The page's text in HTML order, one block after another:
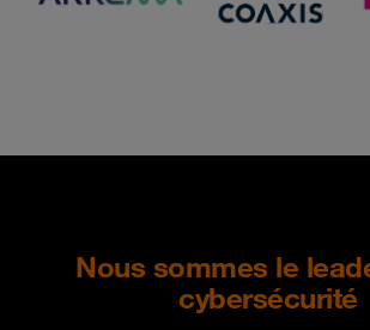
Nous sommes le
cybersécurité